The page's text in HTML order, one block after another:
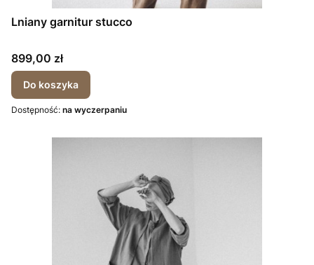
Lniany garnitur stucco
Cena
899,00 zł
Do koszyka
Dostępność: na wyczerpaniu